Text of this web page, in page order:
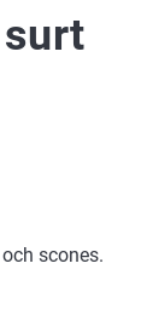
scones.